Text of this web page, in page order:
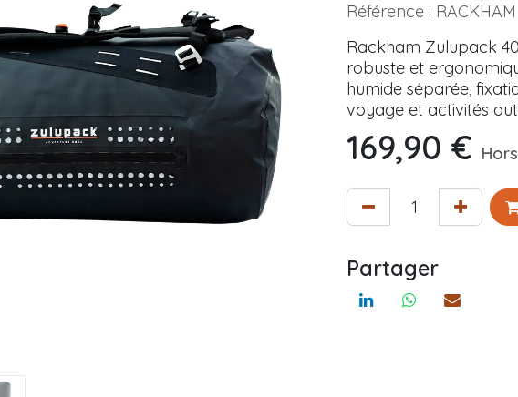
Référence :
Rackham Zulupack
robuste et
humide séparée,
voyage et activités
169,90 €
Partager